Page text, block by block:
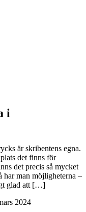
i
är skribentens egna.
det finns för
det precis så mycket
har man möjligheterna –
glad att […]
2024